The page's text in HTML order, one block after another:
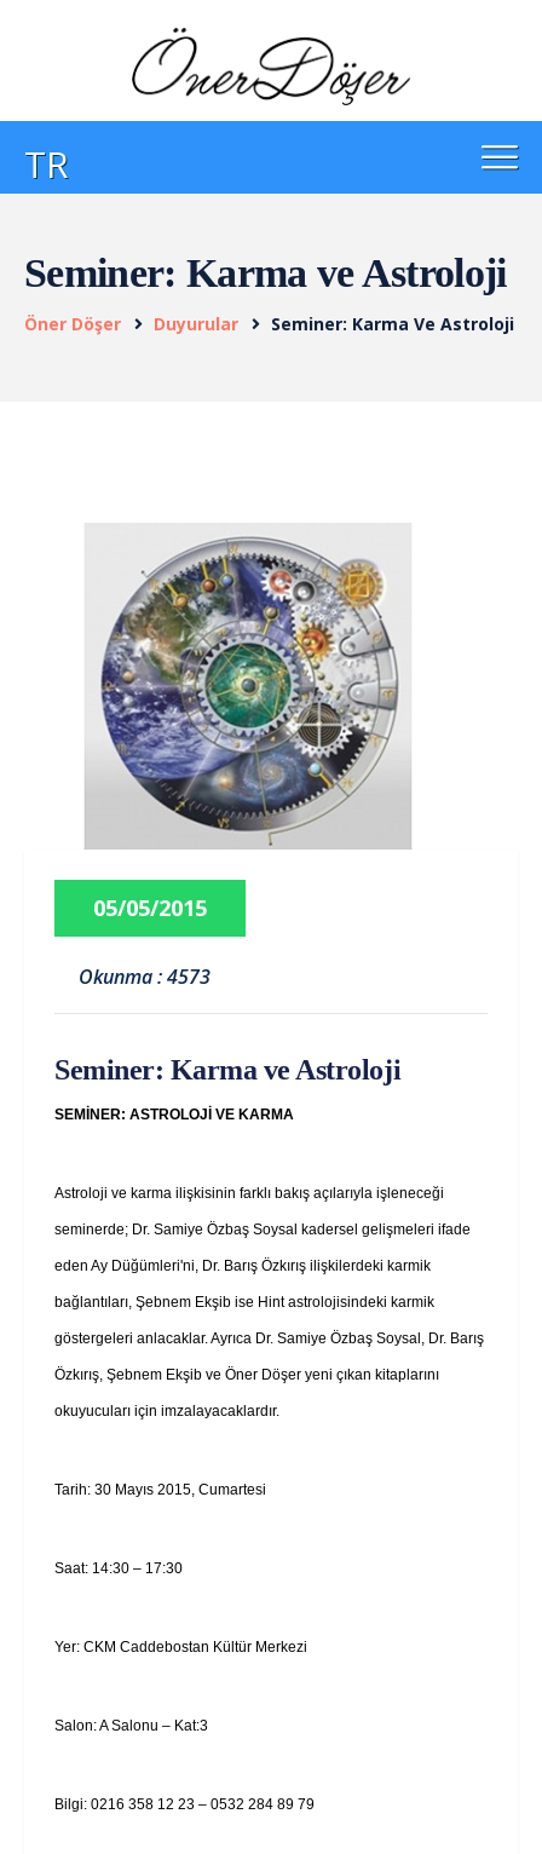
TR
Seminer: Karma ve Astroloji
Öner Döşer Duyurular Seminer: Karma Ve Astroloji
05/05/2015
Okunma : 4573
Seminer: Karma ve Astroloji
SEMİNER: ASTROLOJİ VE KARMA
Astroloji ve karma ilişkisinin farklı bakış açılarıyla işleneceği
seminerde; Dr. Samiye Özbaş Soysal kadersel gelişmeleri ifade
eden Ay Düğümleri'ni, Dr. Barış Özkırış ilişkilerdeki karmik
bağlantıları, Şebnem Ekşib ise Hint astrolojisindeki karmik
göstergeleri anlacaklar. Ayrıca Dr. Samiye Özbaş Soysal, Dr. Barış
Özkırış, Şebnem Ekşib ve Öner Döşer yeni çıkan kitaplarını
okuyucuları için imzalayacaklardır.
Tarih: 30 Mayıs 2015, Cumartesi
Saat: 14:30 – 17:30
Yer: CKM Caddebostan Kültür Merkezi
Salon: A Salonu – Kat:3
Bilgi: 0216 358 12 23 – 0532 284 89 79